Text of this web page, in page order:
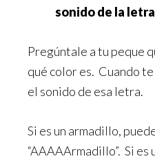
sonido de la
Pregúntale a tu peque
qué color es. Cuando
el sonido de esa letra.
Si es un armadillo,
“AAAAArmadillo”. Si